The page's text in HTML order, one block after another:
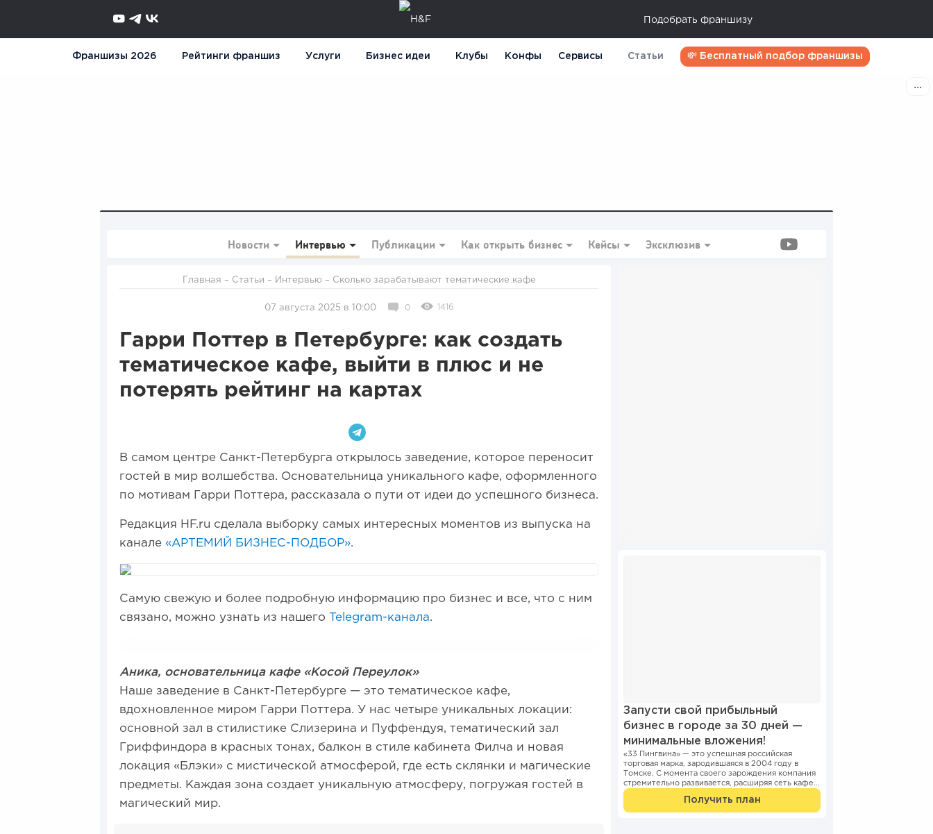
Подобрать франшизу
Франшизы 2026 Рейтинги франшиз Услуги Бизнес идеи Клубы Конфы Сервисы Статьи 💸 Бесплатный подбор франшизы
Новости Интервью Публикации Как открыть бизнес Кейсы Эксклюзив
Главная – Статьи – Интервью – Сколько зарабатывают тематические кафе
07 августа 2025 в 10:00 0 1416
Гарри Поттер в Петербурге: как создать
тематическое кафе, выйти в плюс и не
потерять рейтинг на картах
В самом центре Санкт-Петербурга открылось заведение, которое переносит
гостей в мир волшебства. Основательница уникального кафе, оформленного
по мотивам Гарри Поттера, рассказала о пути от идеи до успешного бизнеса.
Редакция HF.ru сделала выборку самых интересных моментов из выпуска на
канале «АРТЕМИЙ БИЗНЕС-ПОДБОР».
Самую свежую и более подробную информацию про бизнес и все, что с ним
связано, можно узнать из нашего
Telegram-канала.
Аника, основательница кафе «Косой Переулок»
Наше заведение в Санкт-Петербурге — это тематическое кафе,
вдохновленное миром Гарри Поттера. У нас четыре уникальных локации:
основной зал в стилистике Слизерина и Пуффендуя, тематический зал
Гриффиндора в красных тонах, балкон в стиле кабинета Филча и новая
локация «Блэки» с мистической атмосферой, где есть склянки и магические
предметы. Каждая зона создает уникальную атмосферу, погружая гостей в
магический мир.
Запусти свой прибыльный
бизнес в городе за 30 дней —
минимальные вложения!
«33 Пингвина» — это успешная российская
торговая марка, зародившаяся в 2004 году в
Томске. С момента своего зарождения компания
стремительно развивается, расширяя сеть кафе и
киосков...
Получить план